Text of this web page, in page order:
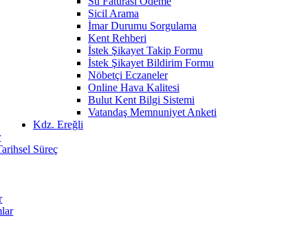
Sicil Arama
İmar Durumu Sorgulama
Kent Rehberi
İstek Şikayet Takip Formu
İstek Şikayet Bildirim Formu
Nöbetçi Eczaneler
Online Hava Kalitesi
Bulut Kent Bilgi Sistemi
Vatandaş Memnuniyet Anketi
Kdz. Ereğli
Süreç